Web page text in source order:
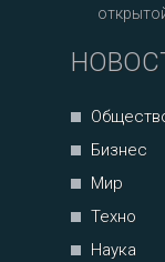
Бизнес
Мир
Техно
Наука